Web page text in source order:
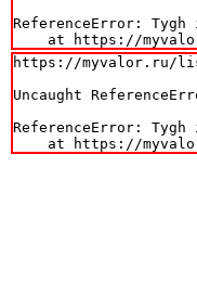
ReferenceError:
at https://
https://myvalor.ru/
Uncaught
ReferenceError:
at https://